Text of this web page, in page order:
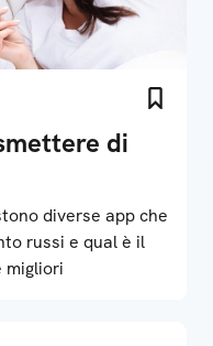
di
diverse app che
russi e qual è il
migliori